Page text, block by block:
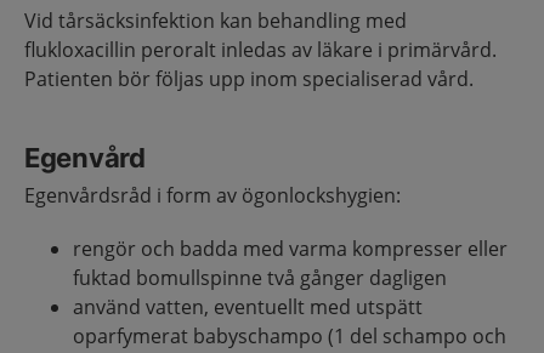
Vid tårsäcksinfektion kan behandling med
flukloxacillin peroralt inledas av läkare i primärvård.
Patienten bör följas upp inom specialiserad vård.
Egenvård
Egenvårdsråd i form av ögonlockshygien:
rengör och badda med varma kompresser eller
fuktad bomullspinne två gånger dagligen
använd vatten, eventuellt med utspätt
oparfymerat babyschampo (1 del schampo och